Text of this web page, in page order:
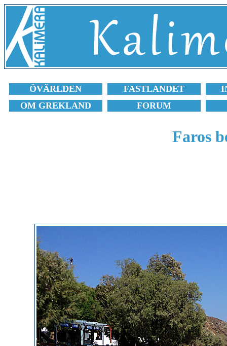
ÖVÄRLDEN FASTLANDET
OM GREKLAND
FORUM
Faros